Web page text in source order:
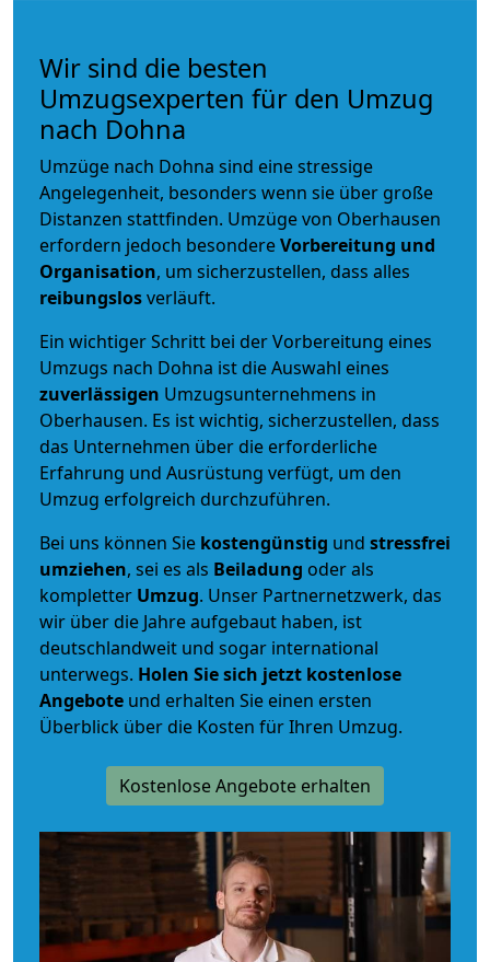
Wir sind die besten
Umzugsexperten für den Umzug
nach Dohna
Umzüge nach Dohna sind eine stressige
Angelegenheit, besonders wenn sie über große
Distanzen stattfinden. Umzüge von Oberhausen
erfordern jedoch besondereVorbereitung und
Organisation, um sicherzustellen, dass alles
reibungslosverläuft.
Ein wichtiger Schritt bei der Vorbereitung eines
Umzugs nach Dohna ist die Auswahl eines
zuverlässigen Umzugsunternehmens in
Oberhausen. Es ist wichtig, sicherzustellen, dass
das Unternehmen über die erforderliche
Erfahrung und Ausrüstung verfügt, um den
Umzug erfolgreich durchzuführen.
Bei uns können Sie kostengünstig und stressfrei
umziehen, sei es als Beiladung oder als
kompletter Umzug. Unser Partnernetzwerk, das
wir über die Jahre aufgebaut haben, ist
deutschlandweit und sogar international
unterwegs. Holen Sie sich jetzt kostenlose
Angebote und erhalten Sie einen ersten
Überblick über die Kosten für Ihren Umzug.
Kostenlose Angebote erhalten